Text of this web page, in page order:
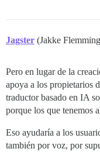
Jagster (Jakke
Pero en lugar de la
apoya a los propietarios
traductor basado en IA
porque los que tenemos
Eso ayudaría a los
también por voz, por